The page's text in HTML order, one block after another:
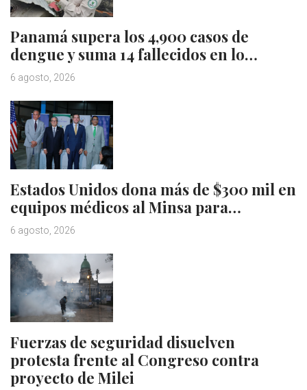
Panamá supera los 4,900 casos de
dengue y suma 14 fallecidos en lo…
6 agosto, 2026
Estados Unidos dona más de $300 mil en
equipos médicos al Minsa para…
6 agosto, 2026
Fuerzas de seguridad disuelven
protesta frente al Congreso contra
proyecto de Milei